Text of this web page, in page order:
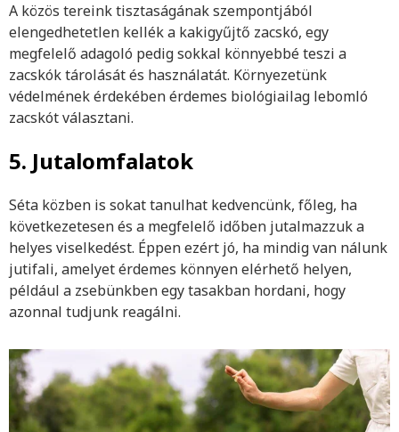
A közös tereink tisztaságának szempontjából
elengedhetetlen kellék a kakigyűjtő zacskó, egy
megfelelő adagoló pedig sokkal könnyebbé teszi a
zacskók tárolását és használatát. Környezetünk
védelmének érdekében érdemes biológiailag lebomló
zacskót választani.
5. Jutalomfalatok
Séta közben is sokat tanulhat kedvencünk, főleg, ha
következetesen és a megfelelő időben jutalmazzuk a
helyes viselkedést. Éppen ezért jó, ha mindig van nálunk
jutifali, amelyet érdemes könnyen elérhető helyen,
például a zsebünkben egy tasakban hordani, hogy
azonnal tudjunk reagálni.